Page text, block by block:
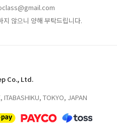
않으니 양해 부탁드립니다.
Co., Ltd.
TOKYO, JAPAN